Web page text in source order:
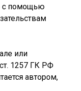
с помощью
или
1257 ГК РФ
автором,